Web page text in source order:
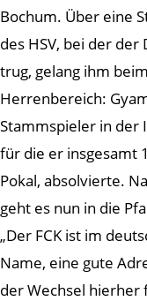
Bochum. Über eine
des HSV, bei der
trug, gelang ihm
Herrenbereich:
Stammspieler in der
für die er insgesamt
Pokal, absolvierte.
geht es nun in die
„Der FCK ist im
Name, eine gute
der Wechsel hierher